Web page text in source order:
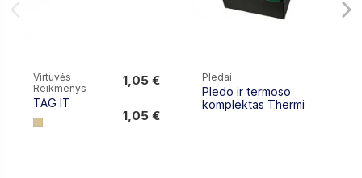
Virtuvės
Reikmenys
TAG IT
1,05 €
1,05 €
Pledai
Pledo ir termoso
komplektas Thermi